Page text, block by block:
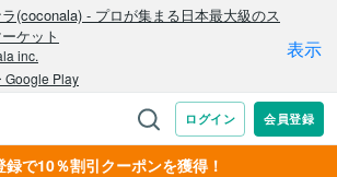
録で10％割引クーポンを獲得！